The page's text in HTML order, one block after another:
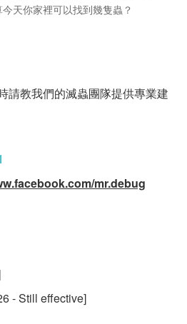
天你家裡可以找到幾隻蟲？
請教我們的滅蟲團隊提供專業建
mr.debug
- Still effective]